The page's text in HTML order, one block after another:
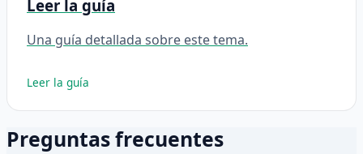
Leer la guía
Una guía detallada sobre este tema.
Leer la guía
Preguntas frecuentes